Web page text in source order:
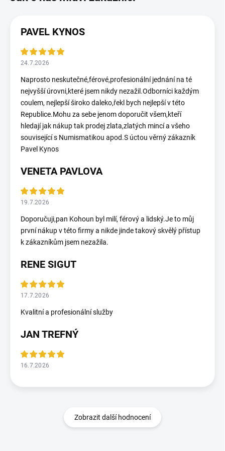
PAVEL KYNOS
24.7.2026
Naprosto neskutečné,férové,profesionální jednání na té
nejvyšší úrovni,které jsem nikdy nezažil.Odborníci každým
coulem, nejlepší široko daleko,řekl bych nejlepší v této
Republice.Mohu za sebe jenom doporučit všem,kteří
hledají jak nákup tak prodej zlata,zlatých mincí a všeho
související s Numismatikou apod.S úctou věrný zákazník
Pavel Kynos
VENETA PAVLOVA
19.7.2026
Doporučuji,pan Kohoun byl milí, férový a lidský.Je to můj
první nákup v této firmy a nikde jinde takový skvělý přístup
k zákazníkům jsem nezažila.
RENE SIGUT
17.7.2026
Kvalitní a profesionální služby
JAN TREFNÝ
16.7.2026
Zobrazit další hodnocení